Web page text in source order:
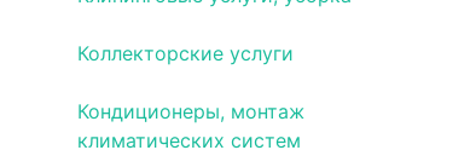
Коллекторские услуги
Кондиционеры, монтаж
климатических систем